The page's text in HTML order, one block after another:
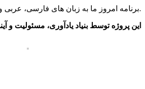
برنامه امروز ما به زبان های فارسی، عربی و آلمانی است.
این پروژه توسط بنیاد یادآوری، مسئولیت و